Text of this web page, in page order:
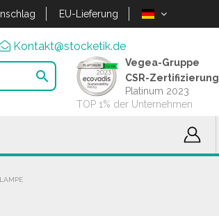
EU-Lieferung
Kontakt@stocketik.de

Vegea-Gruppe
CSR-Zertifizierung
Platinum 2023
TOP 1% der Unternehmen